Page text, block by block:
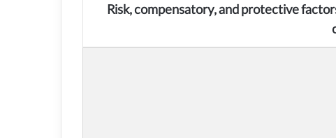
Risk, compensatory, and protective